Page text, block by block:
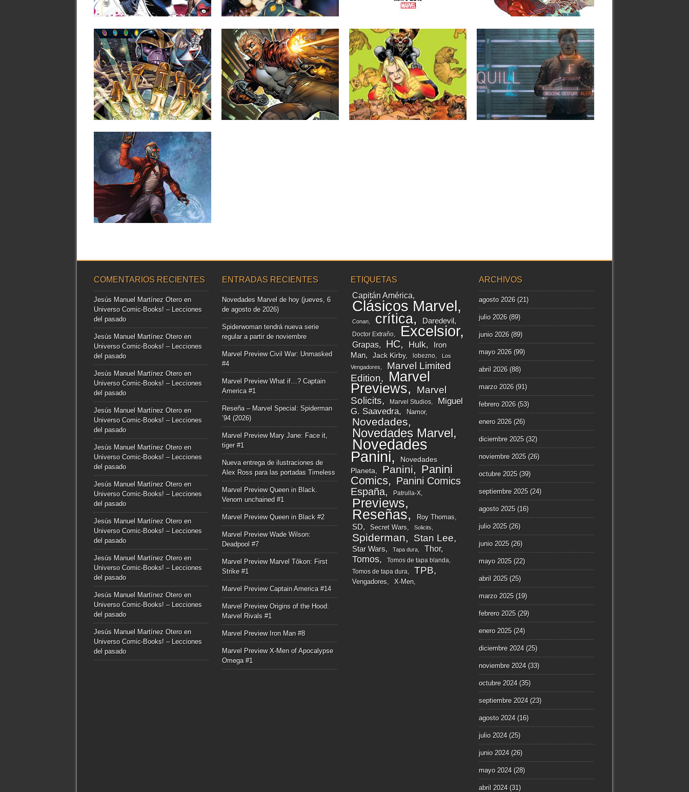
▶ ▶
21.10.14
EL GUANTELETE DEL
INFINITO DEL 2015
Entre los tesas de Marvel echábamos en
falta algo, y no...
▶
05.08.14
PREVIO: THE
LEGENDARY STAR-LORD
#2
The Legendary Star-Lord #2 Guión de
Sam Humphries. Dibujo de Paco
Medina....
▶
14.07.14
MARVEL SOLICITS
OCTUBRE 2014: SERIES
CÓSMICAS
Marvel Comivs ha comenzado a distribuir
la información de las series...
▶
09.07.14
GUARDIANES DE LA
GALAXIA: CONOCE A
PETER QUILL
Cuando apareció el primer vídeo de
Guardianes de la Galaxia, muchos...
▶
01.05.14
EL LEGENDARIO STAR-
LORD ESTRENARÁ
SERIE EN JULIO
Star-Lord, el líder de Los Guardianes de
la Galaxia, estrenará su...
COMENTARIOS RECIENTES
Jesús Manuel Martínez Oteroen
Universo Comic-Books! – Lecciones
del pasado
Jesús Manuel Martínez Oteroen
Universo Comic-Books! – Lecciones
del pasado
Jesús Manuel Martínez Oteroen
Universo Comic-Books! – Lecciones
del pasado
Jesús Manuel Martínez Oteroen
Universo Comic-Books! – Lecciones
del pasado
Jesús Manuel Martínez Oteroen
Universo Comic-Books! – Lecciones
del pasado
Jesús Manuel Martínez Oteroen
Universo Comic-Books! – Lecciones
del pasado
Jesús Manuel Martínez Oteroen
Universo Comic-Books! – Lecciones
del pasado
Jesús Manuel Martínez Oteroen
Universo Comic-Books! – Lecciones
del pasado
Jesús Manuel Martínez Oteroen
Universo Comic-Books! – Lecciones
del pasado
Jesús Manuel Martínez Oteroen
Universo Comic-Books! – Lecciones
del pasado
ENTRADAS RECIENTES
Novedades Marvel de hoy (jueves, 6
de agosto de 2026)
Spiderwoman tendrá nueva serie
regular a partir de noviembre
Marvel Preview Civil War: Unmasked
#4
Marvel Preview What if…? Captain
America #1
Reseña – Marvel Special: Spiderman
’94 (2026)
Marvel Preview Mary Jane: Face it,
tiger #1
Nueva entrega de ilustraciones de
Alex Ross para las portadas Timeless
Marvel Preview Queen in Black.
Venom unchained #1
Marvel Preview Queen in Black #2
Marvel Preview Wade Wilson:
Deadpool #7
Marvel Preview Marvel Tôkon: First
Strike #1
Marvel Preview Captain America #14
Marvel Preview Origins of the Hood:
Marvel Rivals #1
Marvel Preview Iron Man #8
Marvel Preview X-Men of Apocalypse
Omega #1
ETIQUETAS
Capitán América
Clásicos Marvel
Conan crítica Daredevil
Doctor Extraño Excelsior
Grapas HC Hulk
Iron
Man
Jack Kirby lobezno
Los
Vengadores
Marvel Limited
Edition
Marvel
Previews
Marvel
Solicits
Marvel Studios
Miguel
G. Saavedra
Namor
Novedades
Novedades Marvel
Novedades
Panini
Novedades
Planeta
Panini
Panini
Comics
Panini Comics
España
Patrulla-X
Previews
Reseñas Roy Thomas
SD Secret Wars Solicits
Spiderman Stan Lee
Star Wars Tapa dura Thor
Tomos
Tomos de tapa blanda
Tomos de tapa dura
TPB
Vengadores X-Men
ARCHIVOS
agosto 2026(21)
julio 2026(89)
junio 2026(89)
mayo 2026(99)
abril 2026(88)
marzo 2026(91)
febrero 2026(53)
enero 2026(26)
diciembre 2025(32)
noviembre 2025(26)
octubre 2025(39)
septiembre 2025(24)
agosto 2025(16)
julio 2025(26)
junio 2025(26)
mayo 2025(22)
abril 2025(25)
marzo 2025(19)
febrero 2025(29)
enero 2025(24)
diciembre 2024(25)
noviembre 2024(33)
octubre 2024(35)
septiembre 2024(23)
agosto 2024(16)
julio 2024(25)
junio 2024(26)
mayo 2024(28)
abril 2024(31)